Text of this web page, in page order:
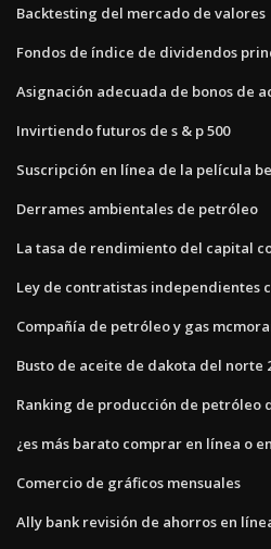
Backtesting del mercado de valores
Fondos de índice de dividendos
Asignación adecuada de bonos de
Invirtiendo futuros de s & p 500
Suscripción en línea de la película
Derrames ambientales de petróleo
La tasa de rendimiento del capital
Ley de contratistas independientes
Compañía de petróleo y gas
Busto de aceite de dakota del norte
Ranking de producción de petróleo
¿es más barato comprar en línea o
Comercio de gráficos mensuales
Ally bank revisión de ahorros en